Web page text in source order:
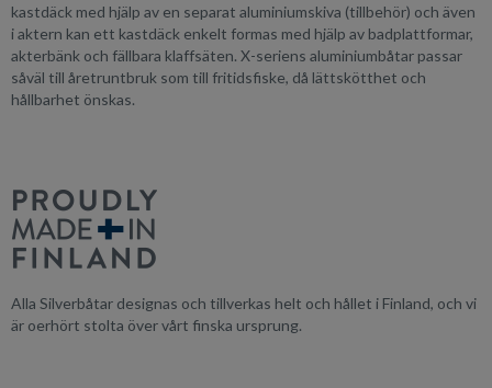
kastdäck med hjälp av en separat aluminiumskiva (tillbehör) och även
i aktern kan ett kastdäck enkelt formas med hjälp av badplattformar,
akterbänk och fällbara klaffsäten. X-seriens aluminiumbåtar passar
såväl till åretruntbruk som till fritidsfiske, då lättskötthet och
hållbarhet önskas.
Alla Silverbåtar designas och tillverkas helt och hållet i Finland, och vi
är oerhört stolta över vårt finska ursprung.